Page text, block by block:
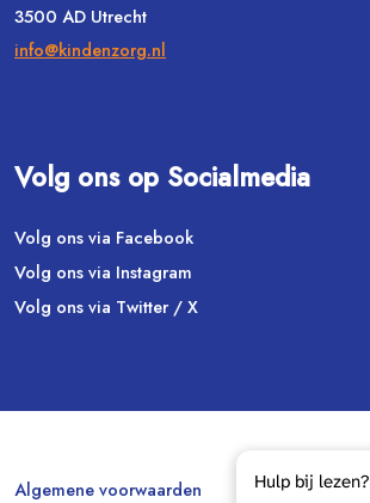
3500 AD Utrecht
info@kindenzorg.nl
Volg ons op Socialmedia
Volg ons via Facebook
Volg ons via Instagram
Volg ons via Twitter / X
Algemene voorwaarden Hulp bij lezen?